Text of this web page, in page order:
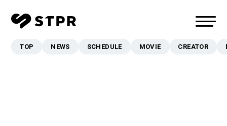
TOP NEWS SCHEDULE MOVIE CREATOR
TOP